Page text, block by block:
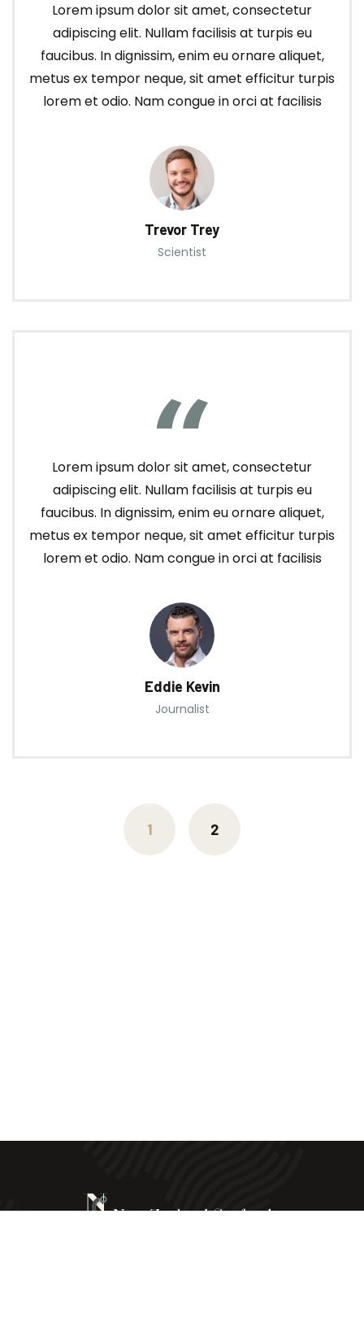
Lorem ipsum dolor sit amet, consectetur
adipiscing elit. Nullam facilisis at turpis eu
faucibus. In dignissim, enim eu ornare aliquet,
metus ex tempor neque, sit amet efficitur turpis
lorem et odio. Nam congue in orci at facilisis
Trevor Trey
Scientist
Lorem ipsum dolor sit amet, consectetur
adipiscing elit. Nullam facilisis at turpis eu
faucibus. In dignissim, enim eu ornare aliquet,
metus ex tempor neque, sit amet efficitur turpis
lorem et odio. Nam congue in orci at facilisis
Eddie Kevin
Journalist
navigation
1 2